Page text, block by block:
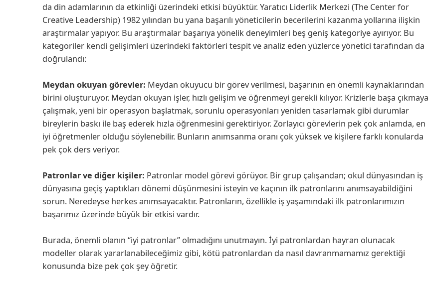
da din adamlarının da etkinliği üzerindeki etkisi büyüktür. Yaratıcı Liderlik Merkezi (The Center for
Creative Leadership) 1982 yılından bu yana başarılı yöneticilerin becerilerini kazanma yollarına ilişkin
araştırmalar yapıyor. Bu araştırmalar başarıya yönelik deneyimleri beş geniş kategoriye ayırıyor. Bu
kategoriler kendi gelişimleri üzerindeki faktörleri tespit ve analiz eden yüzlerce yönetici tarafından da
doğrulandı:
Meydan okuyan görevler: Meydan okuyucu bir görev verilmesi, başarının en önemli kaynaklarından
birini oluşturuyor. Meydan okuyan işler, hızlı gelişim ve öğrenmeyi gerekli kılıyor. Krizlerle başa çıkmaya
çalışmak, yeni bir operasyon başlatmak, sorunlu operasyonları yeniden tasarlamak gibi durumlar
bireylerin baskı ile baş ederek hızla öğrenmesini gerektiriyor. Zorlayıcı görevlerin pek çok anlamda, en
iyi öğretmenler olduğu söylenebilir. Bunların anımsanma oranı çok yüksek ve kişilere farklı konularda
pek çok ders veriyor.
Patronlar ve diğer kişiler: Patronlar model görevi görüyor. Bir grup çalışandan; okul dünyasından iş
dünyasına geçiş yaptıkları dönemi düşünmesini isteyin ve kaçının ilk patronlarını anımsayabildiğini
sorun. Neredeyse herkes anımsayacaktır. Patronların, özellikle iş yaşamındaki ilk patronlarımızın
başarımız üzerinde büyük bir etkisi vardır.
Burada, önemli olanın “iyi patronlar” olmadığını unutmayın. İyi patronlardan hayran olunacak
modeller olarak yararlanabileceğimiz gibi, kötü patronlardan da nasıl davranmamamız gerektiği
konusunda bize pek çok şey öğretir.